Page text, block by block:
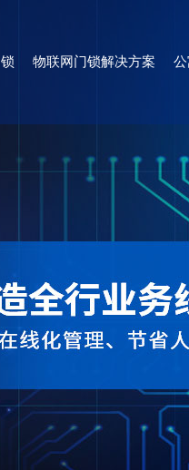
物联网门锁解决方案